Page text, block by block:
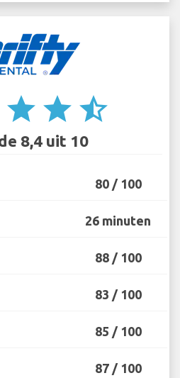
star star star_half
8,4 uit 10
80 / 100
26 minuten
88 / 100
83 / 100
85 / 100
87 / 100